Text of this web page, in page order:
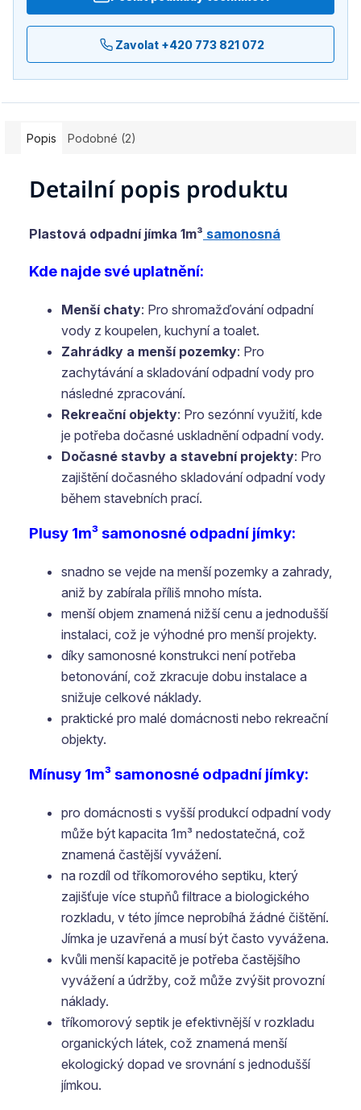
Zavolat +420 773 821 072
Popis Podobné (2)
Detailní popis produktu
Plastová odpadní jímka 1m³ samonosná
Kde najde své uplatnění:
Menší chaty: Pro shromažďování odpadní
vody z koupelen, kuchyní a toalet.
Zahrádky a menší pozemky: Pro
zachytávání a skladování odpadní vody pro
následné zpracování.
Rekreační objekty: Pro sezónní využití, kde
je potřeba dočasné uskladnění odpadní vody.
Dočasné stavby a stavební projekty: Pro
zajištění dočasného skladování odpadní vody
během stavebních prací.
Plusy 1m³ samonosné odpadní jímky:
snadno se vejde na menší pozemky a zahrady,
aniž by zabírala příliš mnoho místa.
menší objem znamená nižší cenu a jednodušší
instalaci, což je výhodné pro menší projekty.
díky samonosné konstrukci není potřeba
betonování, což zkracuje dobu instalace a
snižuje celkové náklady.
praktické pro malé domácnosti nebo rekreační
objekty.
Mínusy 1m³ samonosné odpadní jímky:
pro domácnosti s vyšší produkcí odpadní vody
může být kapacita 1m³ nedostatečná, což
znamená častější vyvážení.
na rozdíl od tříkomorového septiku, který
zajišťuje více stupňů filtrace a biologického
rozkladu, v této jímce neprobíhá žádné čištění.
Jímka je uzavřená a musí být často vyvážena.
kvůli menší kapacitě je potřeba častějšího
vyvážení a údržby, což může zvýšit provozní
náklady.
tříkomorový septik je efektivnější v rozkladu
organických látek, což znamená menší
ekologický dopad ve srovnání s jednodušší
jímkou.